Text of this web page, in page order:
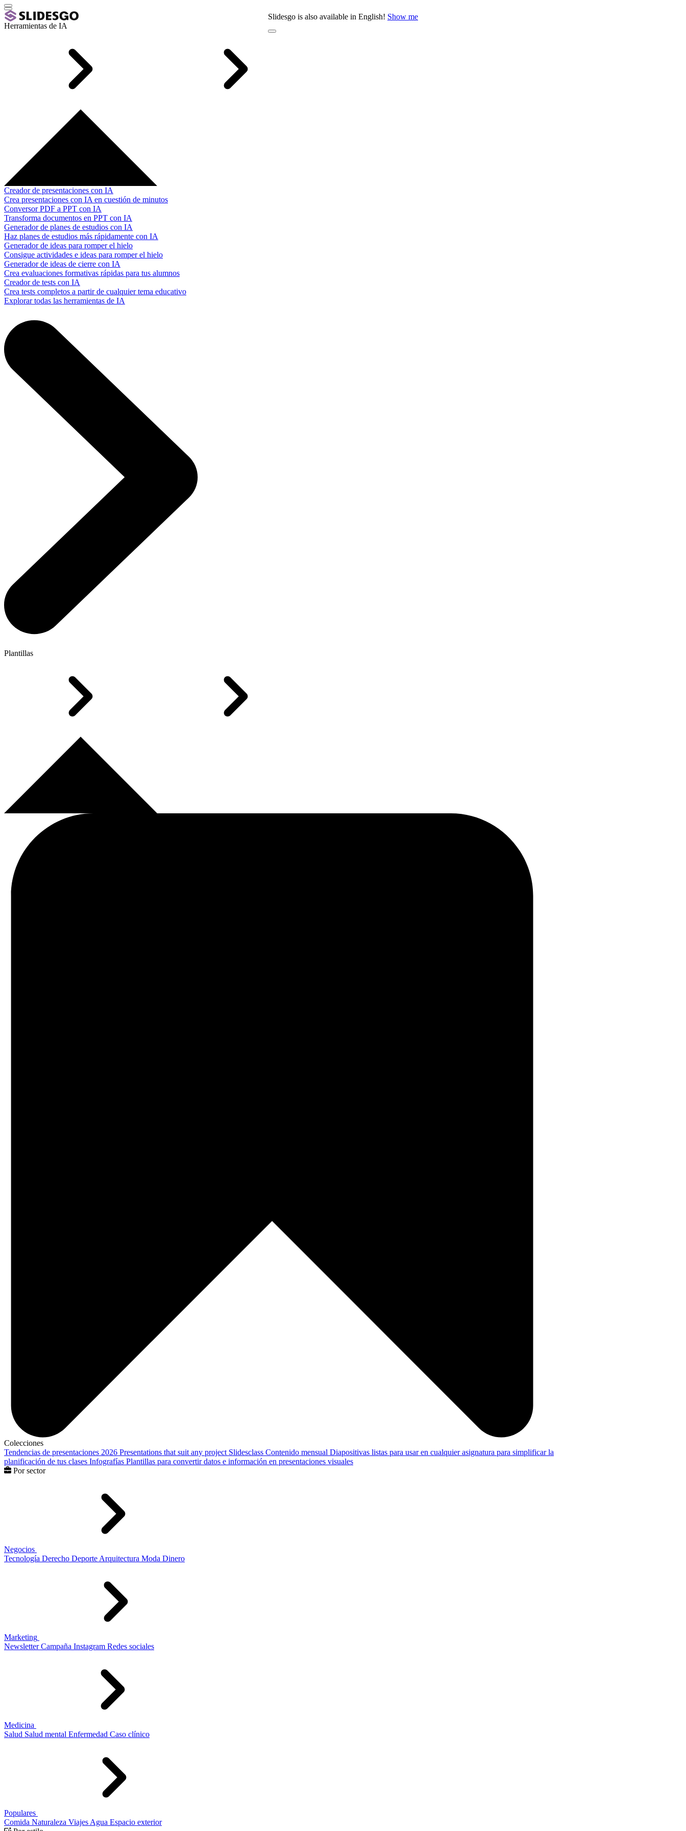
Slidesgo is also available in English! Show me
Herramientas de IA
Creador de presentaciones con IA
Crea presentaciones con IA en cuestión de minutos
Conversor PDF a PPT con IA
Transforma documentos en PPT con IA
Generador de planes de estudios con IA
Haz planes de estudios más rápidamente con IA
Generador de ideas para romper el hielo
Consigue actividades e ideas para romper el hielo
Generador de ideas de cierre con IA
Crea evaluaciones formativas rápidas para tus alumnos
Creador de tests con IA
Crea tests completos a partir de cualquier tema educativo
Explorar todas las herramientas de IA
Plantillas
Colecciones
Tendencias de presentaciones 2026 Presentations that suit any project Slidesclass Contenido mensual Diapositivas listas para usar en cualquier asignatura para simplificar la
planificación de tus clases Infografías Plantillas para convertir datos e información en presentaciones visuales
Por sector
Negocios
Tecnología Derecho Deporte Arquitectura Moda Dinero
Marketing
Newsletter Campaña Instagram Redes sociales
Medicina
Salud Salud mental Enfermedad Caso clínico
Populares
Comida Naturaleza Viajes Agua Espacio exterior